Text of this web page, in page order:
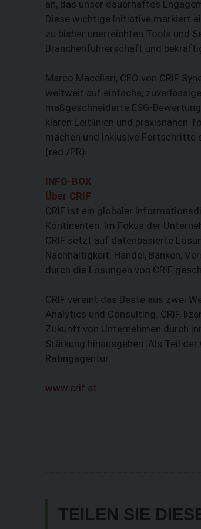
an, das unser dauerhaftes
Diese wichtige Initiative markiert
zu bisher unerreichten Tools und
Branchenführerschaft und
Marco Macellari, CEO von CRIF
weltweit auf einfache,
maßgeschneiderte ESG-
klaren Leitlinien und praxisnahen
machen und inklusive Fortschritte
(red./PR)
INFO-BOX
Über CRIF
CRIF ist ein globaler
Kontinenten. Im Fokus der
CRIF setzt auf datenbasierte
Nachhaltigkeit. Handel, Banken,
durch die Lösungen von CRIF
CRIF vereint das Beste aus zwei
Analytics und Consulting. CRIF,
Zukunft von Unternehmen durch
Stärkung hinausgehen. Als Teil der
Ratingagentur.
www.crif.at
TEILEN SIE